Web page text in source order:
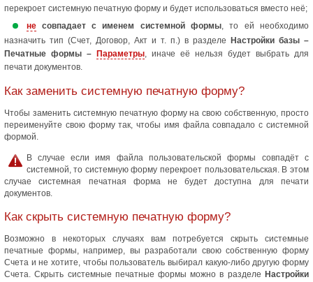
перекроет системную печатную форму и будет использоваться вместо неё;
несовпадает с именем системной формы, то ей необходимо
назначить тип (Счет, Договор, Акт и т. п.) в разделе Настройки базы –
Печатные формы –Параметры , иначе её нельзя будет выбрать для
печати документов.
Как заменить системную печатную форму?
Чтобы заменить системную печатную форму на свою собственную, просто
переименуйте свою форму так, чтобы имя файла совпадало с системной
формой.
В случае если имя файла пользовательской формы совпадёт с
системной, то системную форму перекроет пользовательская. В этом
случае системная печатная форма не будет доступна для печати
документов.
Как скрыть системную печатную форму?
Возможно в некоторых случаях вам потребуется скрыть системные
печатные формы, например, вы разработали свою собственную форму
Счета и не хотите, чтобы пользователь выбирал какую-либо другую форму
Счета. Скрыть системные печатные формы можно в разделе Настройки